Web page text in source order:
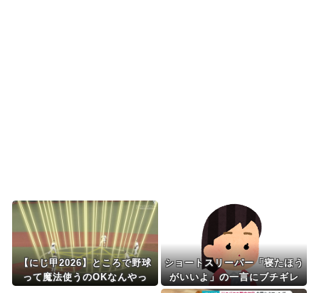
Powered by livedoor 相互RSS
【にじ甲2026】ところで野球
って魔法使うのOKなんやっ
ショートスリーパー「寝たほう
がいいよ」の一言にブチギレ